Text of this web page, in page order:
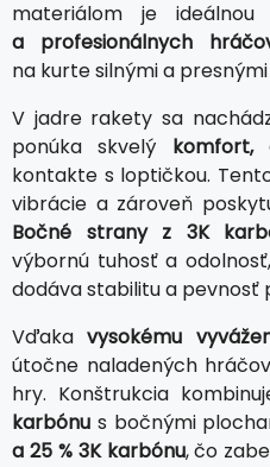
materiálom je
a profesionálnych
na kurte silnými a
V jadre rakety sa
ponúka skvelý
kontakte s loptičkou.
vibrácie a zároveň
Bočné strany z 3K
výbornú tuhosť a
dodáva stabilitu a pevnosť
Vďakavysokému
útočne naladených
hry. Konštrukcia
karbónu s bočnými
a 25 % 3K karbónu, čo